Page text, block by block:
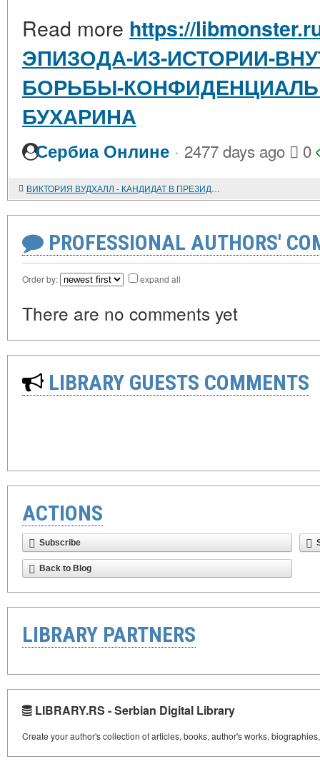
Read more https://
ЭПИЗОДА-ИЗ-ИСТОРИИ-
БОРЬБЫ-
БУХАРИНА
Сербиа Онлине · 2477 days ago 0
ВИКТОРИЯ ВУДХАЛЛ - КАНДИДАТ В ПРЕЗИДЕНТЫ США
PROFESSIONAL AUTHORS'
Order by: expand all
There are no comments yet
LIBRARY GUESTS COMMENTS
ACTIONS
Subscribe
Back to Blog
LIBRARY PARTNERS
LIBRARY.RS - Serbian Digital Library
Create your author's collection of articles, books, author's works,